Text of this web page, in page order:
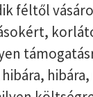
féltől